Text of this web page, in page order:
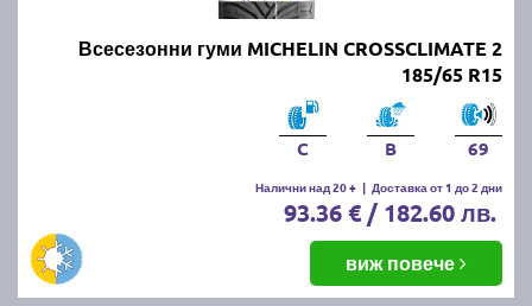
Всесезонни гуми MICHELIN CROSSCLIMATE 2
185/65 R15
C B 69
Налични над 20 + | Доставка от 1 до 2 дни
93.36 € / 182.60 лв.
виж повече